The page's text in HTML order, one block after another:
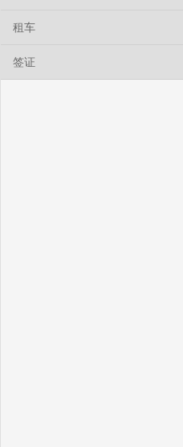
租车
签证